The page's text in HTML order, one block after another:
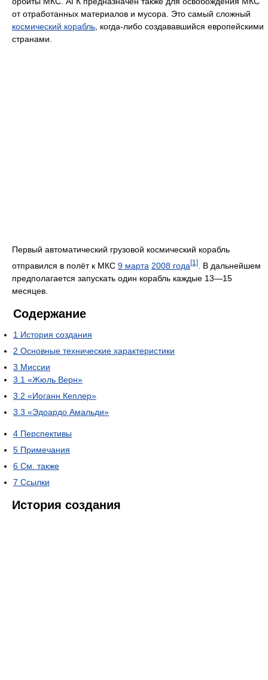
от отработанных материалов и мусора. Это самый сложный
космический корабль, когда-либо создававшийся европейскими
странами.
Первый автоматический грузовой космический корабль
отправился в полёт к МКС 9 марта 2008 года [1]
. В дальнейшем
предполагается запускать один корабль каждые 13—15
месяцев.
Содержание
1 История создания
2 Основные технические характеристики
3 Миссии
3.1 «Жюль Верн»
3.2 «Иоганн Кеплер»
3.3 «Эдоардо Амальди»
4 Перспективы
5 Примечания
6 См. также
7 Ссылки
История создания